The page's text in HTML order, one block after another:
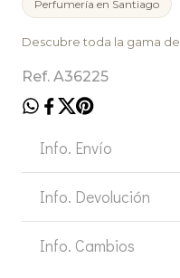
Perfumería en Santiago
Descubre toda la gama de
Ref. A36225
Info. Envío
Info. Devolución
Info. Cambios